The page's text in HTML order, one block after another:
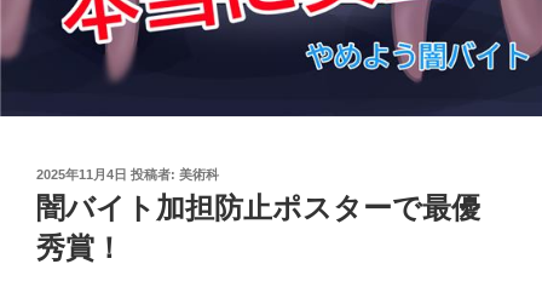
投
稿
日:
2025年11月4日 投稿者: 美術科
闇バイト加担防止ポスターで最優
秀賞！